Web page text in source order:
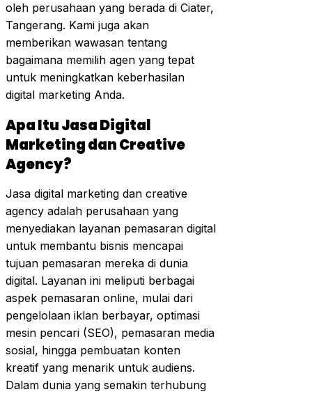
oleh perusahaan yang berada di Ciater,
Tangerang. Kami juga akan
memberikan wawasan tentang
bagaimana memilih agen yang tepat
untuk meningkatkan keberhasilan
digital marketing Anda.
Apa Itu Jasa Digital
Marketing dan Creative
Agency?
Jasa digital marketing dan creative
agency adalah perusahaan yang
menyediakan layanan pemasaran digital
untuk membantu bisnis mencapai
tujuan pemasaran mereka di dunia
digital. Layanan ini meliputi berbagai
aspek pemasaran online, mulai dari
pengelolaan iklan berbayar, optimasi
mesin pencari (SEO), pemasaran media
sosial, hingga pembuatan konten
kreatif yang menarik untuk audiens.
Dalam dunia yang semakin terhubung